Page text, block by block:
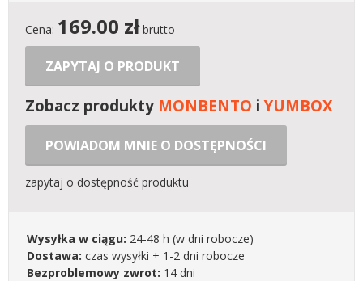
Cena: 169.00 złbrutto
ZAPYTAJ O PRODUKT
Zobacz produkty MONBENTO iYUMBOX
POWIADOM MNIE O DOSTĘPNOŚCI
zapytaj o dostępność produktu
Wysyłka w ciągu: 24-48 h (w dni robocze)
Dostawa: czas wysyłki + 1-2 dni robocze
Bezproblemowy zwrot: 14 dni